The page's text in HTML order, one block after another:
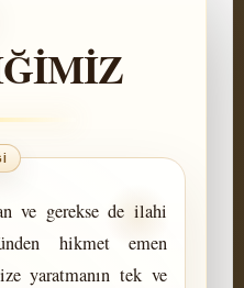
ve gerekse de ilahi
hikmet emen
yaratmanın tek ve